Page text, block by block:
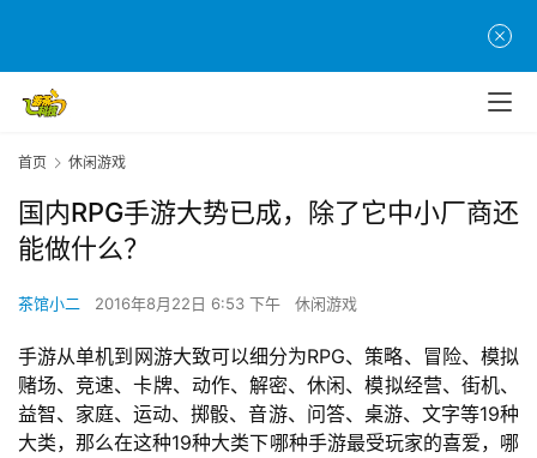
首页 休闲游戏
国内RPG手游大势已成，除了它中小厂商还
能做什么？
茶馆小二 2016年8月22日 6:53 下午 休闲游戏
手游从单机到网游大致可以细分为RPG、策略、冒险、模拟
赌场、竞速、卡牌、动作、解密、休闲、模拟经营、街机、
益智、家庭、运动、掷骰、音游、问答、桌游、文字等19种
大类，那么在这种19种大类下哪种手游最受玩家的喜爱，哪